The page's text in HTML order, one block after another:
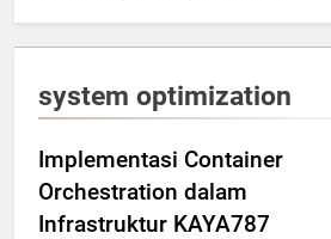
system optimization
Implementasi Container
Orchestration dalam
Infrastruktur KAYA787